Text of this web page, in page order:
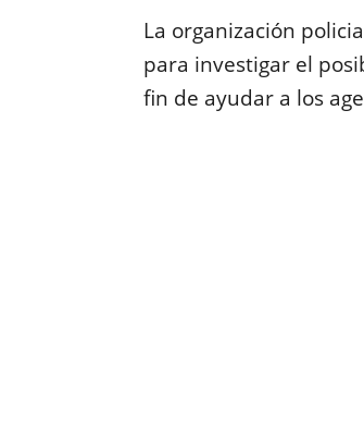
La organización
para investigar el
fin de ayudar a los